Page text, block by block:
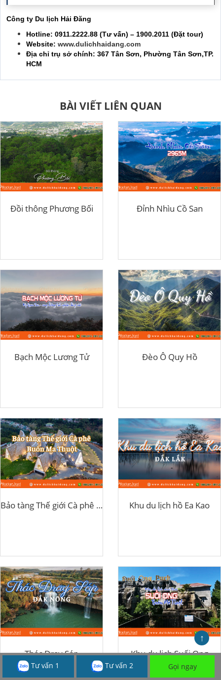
Công ty Du lịch Hải Đăng
Hotline: 0911.2222.88 (Tư vấn) – 1900.2011 (Đặt tour)
Website: www.dulichhaidang.com
Địa chỉ trụ sở chính: 367 Tân Sơn, Phường Tân Sơn,TP.
HCM
BÀI VIẾT LIÊN QUAN
Đồi thông Phương Bối Đỉnh Nhìu Cồ San
Bạch Mộc Lương Tử Đèo Ô Quy Hồ
Bảo tàng Thế giới Cà phê Buôn Ma Thuột Khu du lịch hồ Ea Kao
Thác Dray Sáp Khu du lịch Suối Ong
↑
Tư vấn 1 Tư vấn 2 Gọi ngay